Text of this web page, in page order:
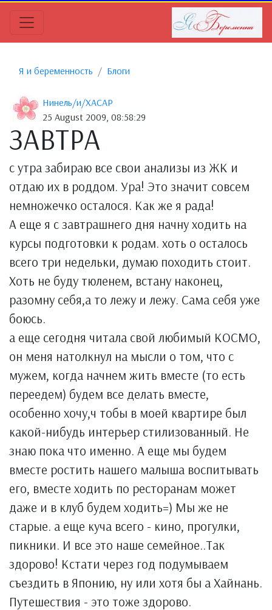
Я и беременность Блоги
Нинель/и/ХАСАР
25 August 2009, 08:58:29
ЗАВТРА
с утра забираю все свои анализы из ЖК и
отдаю их в роддом. Ура! Это значит совсем
немножечко осталося. Как же я рада!
А еще я с завтрашнего дня начну ходить на
курсы подготовки к родам. хоть о осталось
всего три недельки, думаю походить стоит.
Хоть не буду тюленем, встану наконец,
разомну себя,а то лежу и лежу. Сама себя уже
боюсь.
а еще сегодня читала свой любимый КОСМО,
он меня натолкнул на мысли о том, что с
мужем, когда начнем жить вместе (то есть
переедем) будем все делать вместе,
особенно хочу,ч тобы в моей квартире был
какой-нибудь интерьер стилизованный. Не
знаю пока что именно. А еще мы будем
вместе ростить нашего малыша воспитывать
его, вместе ходить по ресторанам может
даже и в клуб будем ходить=) Мы же не
старые. а еще куча всего - кино, прогулки,
пикники. И все это наше семейное..Так
здорово! Кстати через год подумываем
съездить в Японию, ну или хотя бы а Хайнань.
Путешествия - это тоже здорово.